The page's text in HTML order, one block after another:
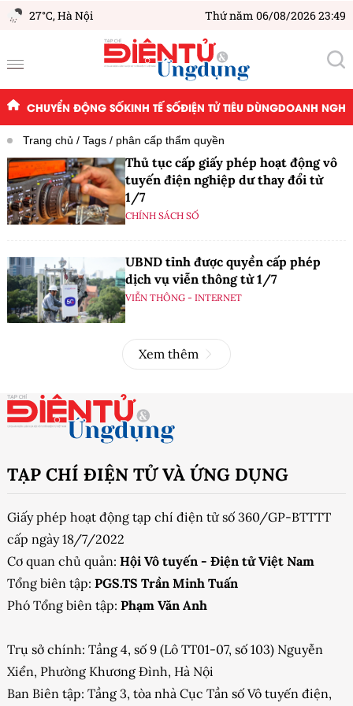
27°C,Hà Nội Thứ năm 06/08/2026 23:49
CHUYỂN ĐỘNG SỐKINH TẾ SỐĐIỆN TỬ TIÊU DÙNGDOANH
Trang chủ Tags phân cấp thẩm quyền
Thủ tục cấp giấy phép hoạt động vô
tuyến điện nghiệp dư thay đổi từ
1/7
CHÍNH SÁCH SỐ
UBND tỉnh được quyền cấp phép
dịch vụ viễn thông từ 1/7
VIỄN THÔNG - INTERNET
Xem thêm
TẠP CHÍ ĐIỆN TỬ VÀ ỨNG DỤNG
Giấy phép hoạt động tạp chí điện tử số 360/GP-BTTTT
cấp ngày 18/7/2022
Cơ quan chủ quản: Hội Vô tuyến - Điện tử Việt Nam
Tổng biên tập: PGS.TS Trần Minh Tuấn
Phó Tổng biên tập: Phạm Văn Anh
Trụ sở chính: Tầng 4, số 9 (Lô TT01-07, số 103) Nguyễn
Xiển, Phường Khương Đình, Hà Nội
Ban Biên tập: Tầng 3, tòa nhà Cục Tần số Vô tuyến điện,